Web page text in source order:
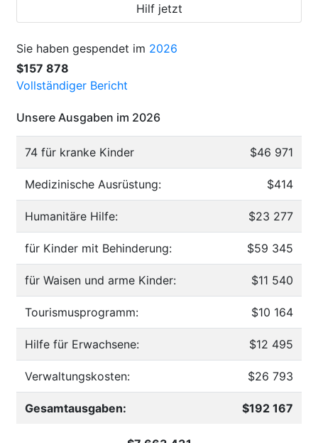
Hilf jetzt
Sie haben gespendet im 2026
$157 878
Vollständiger Bericht
Unsere Ausgaben im 2026
74 für kranke Kinder $46 971
Medizinische Ausrüstung: $414
Humanitäre Hilfe: $23 277
für Kinder mit Behinderung: $59 345
für Waisen und arme Kinder: $11 540
Tourismusprogramm: $10 164
Hilfe für Erwachsene: $12 495
Verwaltungskosten: $26 793
Gesamtausgaben: $192 167